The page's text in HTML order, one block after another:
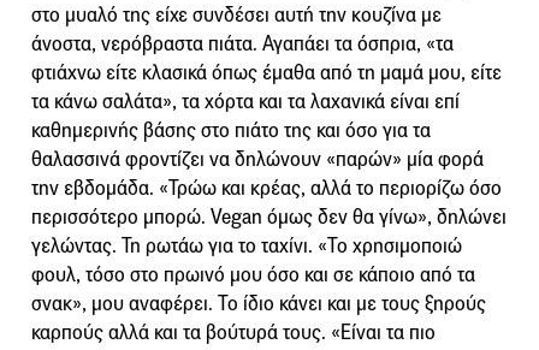
στο μυαλό της είχε συνδέσει αυτή την κουζίνα με
άνοστα, νερόβραστα πιάτα. Αγαπάει τα όσπρια, «τα
φτιάχνω είτε κλασικά όπως έμαθα από τη μαμά μου, είτε
τα κάνω σαλάτα», τα χόρτα και τα λαχανικά είναι επί
καθημερινής βάσης στο πιάτο της και όσο για τα
θαλασσινά φροντίζει να δηλώνουν «παρών» μία φορά
την εβδομάδα. «Τρώω και κρέας, αλλά το περιορίζω όσο
περισσότερο μπορώ. Vegan όμως δεν θα γίνω», δηλώνει
γελώντας. Τη ρωτάω για το ταχίνι. «Το χρησιμοποιώ
φουλ, τόσο στο πρωινό μου όσο και σε κάποιο από τα
σνακ», μου αναφέρει. Το ίδιο κάνει και με τους ξηρούς
καρπούς αλλά και τα βούτυρά τους. «Είναι τα πιο